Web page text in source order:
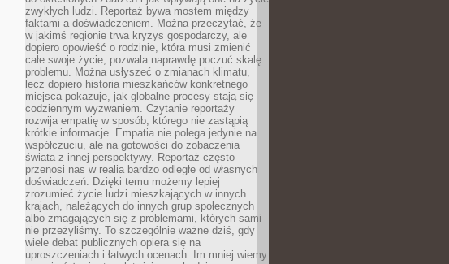
zwykłych ludzi. Reportaż bywa mostem między
faktami a doświadczeniem. Można przeczytać, że
w jakimś regionie trwa kryzys gospodarczy, ale
dopiero opowieść o rodzinie, która musi zmienić
całe swoje życie, pozwala naprawdę poczuć skalę
problemu. Można usłyszeć o zmianach klimatu,
lecz dopiero historia mieszkańców konkretnego
miejsca pokazuje, jak globalne procesy stają się
codziennym wyzwaniem. Czytanie reportaży
rozwija empatię w sposób, którego nie zastąpią
krótkie informacje. Empatia nie polega jedynie na
współczuciu, ale na gotowości do zobaczenia
świata z innej perspektywy. Reportaż często
przenosi nas w realia bardzo odległe od własnych
doświadczeń. Dzięki temu możemy lepiej
zrozumieć życie ludzi mieszkających w innych
krajach, należących do innych grup społecznych
albo zmagających się z problemami, których sami
nie przeżyliśmy. To szczególnie ważne dziś, gdy
wiele debat publicznych opiera się na
uproszczeniach i łatwych ocenach. Im mniej wiemy